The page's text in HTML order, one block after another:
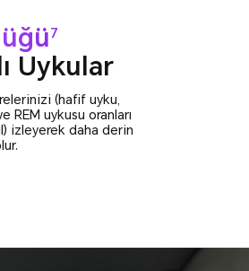
7
Uykular
(hafif uyku,
REM uykusu oranları
izleyerek daha derin